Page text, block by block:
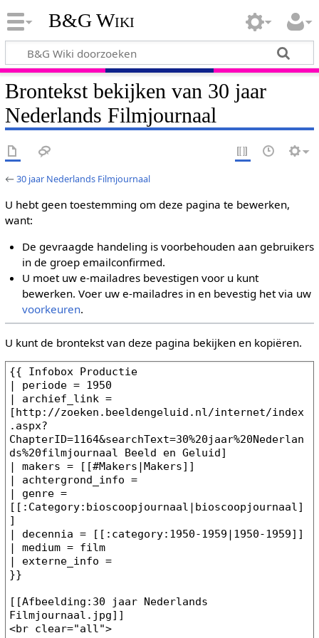
B&G Wiki
Brontekst bekijken van 30 jaar
Nederlands Filmjournaal
←30 jaar Nederlands Filmjournaal
U hebt geen toestemming om deze pagina te bewerken,
want:
De gevraagde handeling is voorbehouden aan gebruikers
in de groep emailconfirmed.
U moet uw e-mailadres bevestigen voor u kunt
bewerken. Voer uw e-mailadres in en bevestig het via uw
voorkeuren.
U kunt de brontekst van deze pagina bekijken en kopiëren.